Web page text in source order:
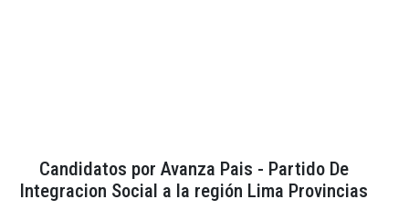
Candidatos por Avanza Pais - Partido De
Integracion Social a la región Lima Provincias